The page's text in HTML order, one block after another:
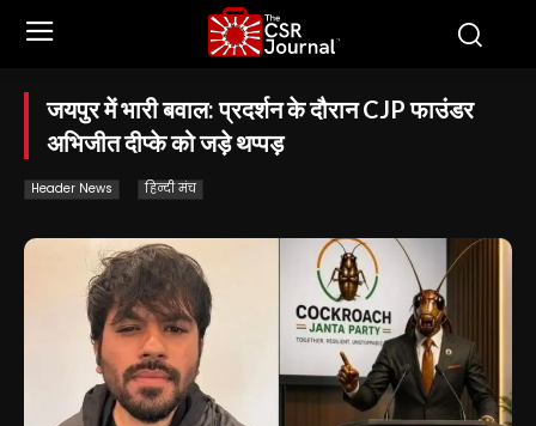
जयपुर में भारी बवाल: प्रदर्शन के दौरान CJP फाउंडर
अभिजीत दीप्के को जड़े थप्पड़
Header News हिन्दी मंच